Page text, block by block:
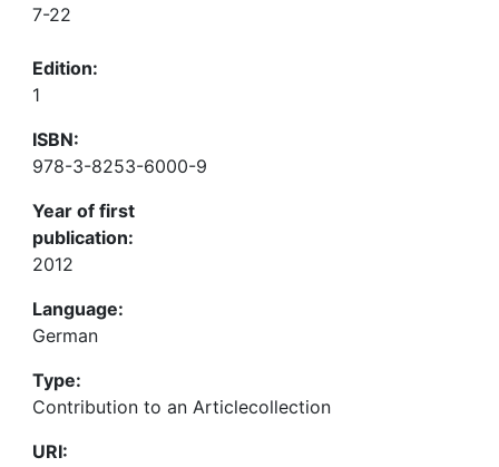
7-22
Edition:
1
ISBN:
978-3-8253-6000-9
Year of first
publication:
2012
Language:
German
Type:
Contribution to an Articlecollection
URI: